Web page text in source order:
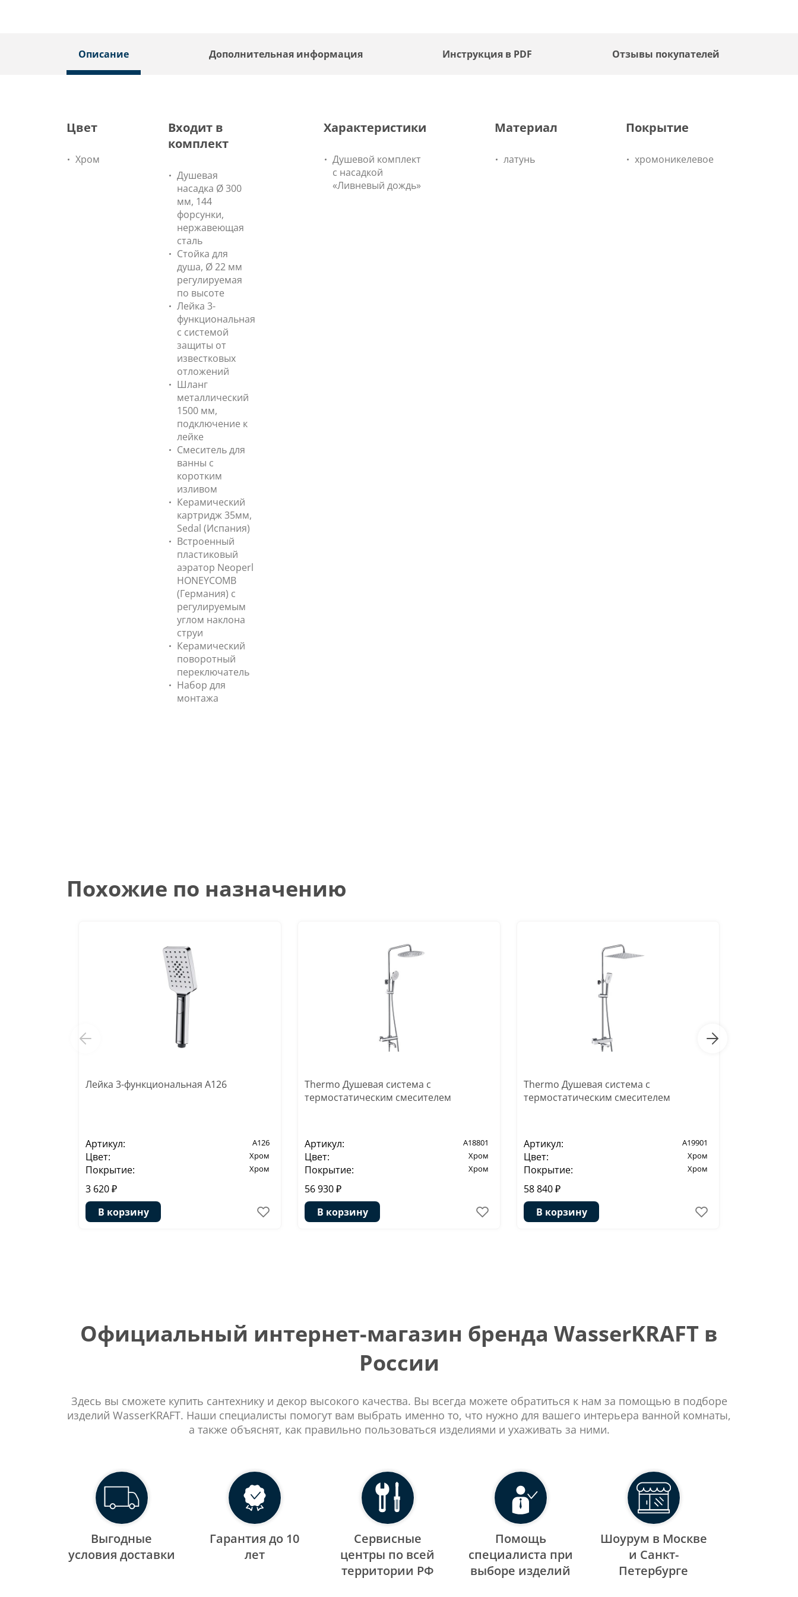
Описание Дополнительная информация Инструкция в PDF Отзывы покупателей
Цвет
Хром
Входит в
комплект
Душевая
насадка Ø 300
мм, 144
форсунки,
нержавеющая
сталь
Стойка для
душа, Ø 22 мм
регулируемая
по высоте
Лейка 3-
функциональная
с системой
защиты от
известковых
отложений
Шланг
металлический
1500 мм,
подключение к
лейке
Смеситель для
ванны с
коротким
изливом
Керамический
картридж 35мм,
Sedal (Испания)
Встроенный
пластиковый
аэратор Neoperl
HONEYCOMB
(Германия) с
регулируемым
углом наклона
струи
Керамический
поворотный
переключатель
Набор для
монтажа
Характеристики
Душевой комплект
с насадкой
«Ливневый дождь»
Материал
латунь
Покрытие
хромоникелевое
Похожие по назначению
Лейка 3-функциональная A126
Артикул: A126
Цвет: Хром
Покрытие: Хром
3 620 ₽
В корзину
Thermo Душевая система с
термостатическим смесителем
Артикул: A18801
Цвет: Хром
Покрытие: Хром
56 930 ₽
В корзину
Thermo Душевая система с
термостатическим смесителем
Артикул: A19901
Цвет: Хром
Покрытие: Хром
58 840 ₽
В корзину
Официальный интернет-магазин бренда WasserKRAFT в
России
Здесь вы сможете купить сантехнику и декор высокого качества. Вы всегда можете обратиться к нам за помощью в подборе
изделий WasserKRAFT. Наши специалисты помогут вам выбрать именно то, что нужно для вашего интерьера ванной комнаты,
а также объяснят, как правильно пользоваться изделиями и ухаживать за ними.
Выгодные
уcловия доставки
Гарантия до 10
лет
Сервисные
центры по всей
территории РФ
Помощь
специалиста при
выборе изделий
Шоурум в Москве
и Санкт-
Петербурге